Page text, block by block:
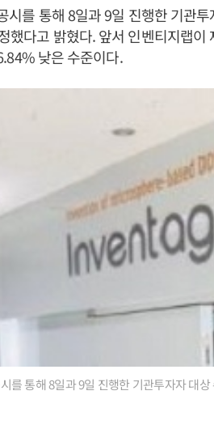
시를 통해 8일과 9일 진행한 기관
했다고 밝혔다. 앞서 인벤티지랩
낮은 수준이다.
를 통해 8일과 9일 진행한 기관투자자 대